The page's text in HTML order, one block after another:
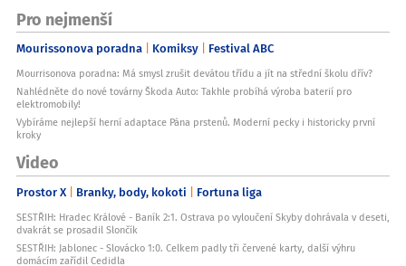
Pro nejmenší
Mourissonova poradna Komiksy Festival ABC
Mourrisonova poradna: Má smysl zrušit devátou třídu a jít na střední školu dřív?
Nahlédněte do nové továrny Škoda Auto: Takhle probíhá výroba baterií pro
elektromobily!
Vybíráme nejlepší herní adaptace Pána prstenů. Moderní pecky i historicky první
kroky
Video
Prostor X Branky, body, kokoti Fortuna liga
SESTŘIH: Hradec Králové - Baník 2:1. Ostrava po vyloučení Skyby dohrávala v deseti,
dvakrát se prosadil Slončík
SESTŘIH: Jablonec - Slovácko 1:0. Celkem padly tři červené karty, další výhru
domácím zařídil Cedidla